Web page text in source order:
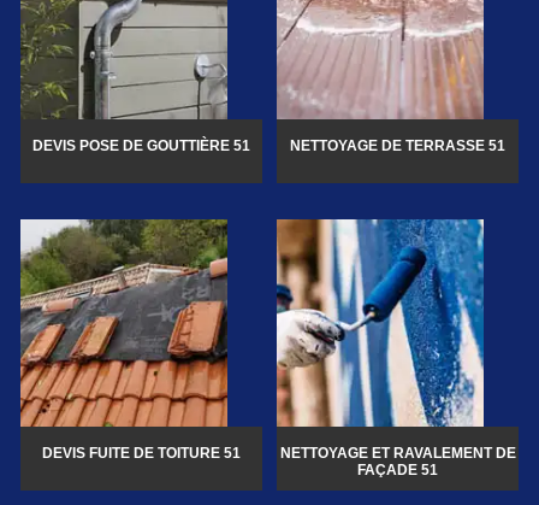
DEVIS POSE DE GOUTTIÈRE 51 NETTOYAGE DE TERRASSE 51
DEVIS FUITE DE TOITURE 51
NETTOYAGE ET RAVALEMENT DE
FAÇADE 51